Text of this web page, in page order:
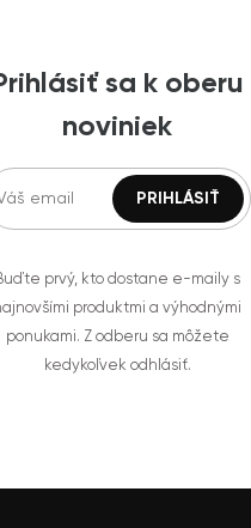
sa k oberu
noviniek
prvý, kto dostane e-maily s
produktmi a výhodnými
ponukami. Z odberu sa môžete
kedykoľvek odhlásiť.